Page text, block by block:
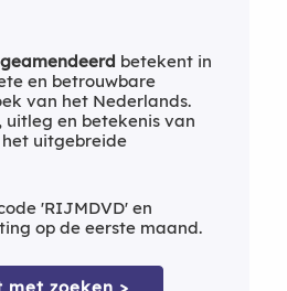
geamendeerd betekent in
en betrouwbare
van het Nederlands.
en betekenis van
het uitgebreide
'RIJMDVD' en
op de eerste maand.